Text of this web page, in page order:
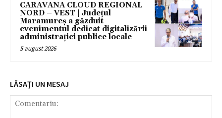
CARAVANA CLOUD REGIONAL
NORD – VEST | Județul
Maramureș a găzduit
evenimentul dedicat digitalizării
administrației publice locale
5 august 2026
LĂSAȚI UN MESAJ